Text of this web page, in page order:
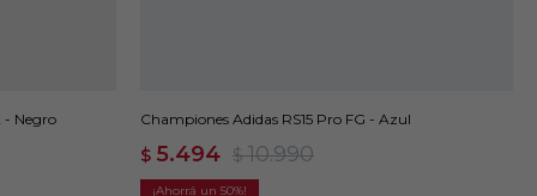
- Negro Championes Adidas RS15 Pro FG - Azul
$ 5.494 $ 10.990
50